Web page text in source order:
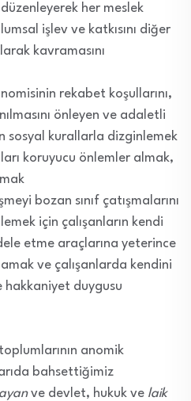
her meslek
işlev ve katkısını diğer
kavramasını
rekabet koşullarını,
önleyen ve adaletli
sosyal kurallarla dizginlemek
koruyucu önlemler almak,
bozan sınıf çatışmalarını
için çalışanların kendi
etme araçlarına yeterince
ve çalışanlarda kendini
hakkaniyet duygusu
anomik
bahsettiğimiz
ve devlet, hukuk ve laik